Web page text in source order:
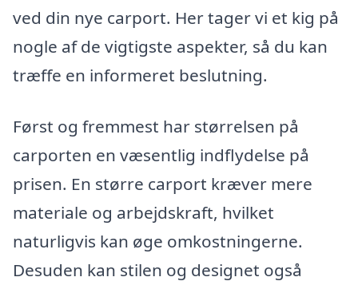
ved din nye carport. Her tager vi et kig på
nogle af de vigtigste aspekter, så du kan
træffe en informeret beslutning.
Først og fremmest har størrelsen på
carporten en væsentlig indflydelse på
prisen. En større carport kræver mere
materiale og arbejdskraft, hvilket
naturligvis kan øge omkostningerne.
Desuden kan stilen og designet også